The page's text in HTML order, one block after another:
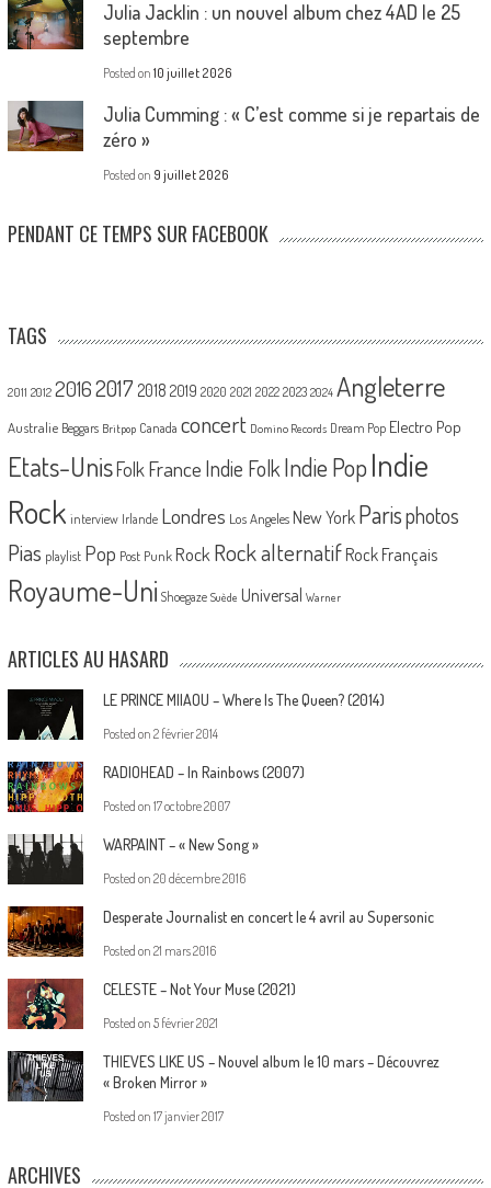
Julia Jacklin : un nouvel album chez 4AD le 25
septembre
Posted on 10 juillet 2026
Julia Cumming : « C’est comme si je repartais de
zéro »
Posted on 9 juillet 2026
PENDANT CE TEMPS SUR FACEBOOK
TAGS
2011 2012 20162017 2018 2019 2020 2021 2022 2023 2024 Angleterre
Australie Beggars Britpop Canada concert Domino Records Dream Pop Electro Pop
Etats-UnisFolk France Indie Folk Indie PopIndie
Rock interview Irlande Londres Los Angeles New York Parisphotos
Pias playlist Pop Post Punk Rock Rock alternatif Rock Français
Royaume-Uni Shoegaze Suède Universal Warner
ARTICLES AU HASARD
LE PRINCE MIIAOU – Where Is The Queen? (2014)
Posted on 2 février 2014
RADIOHEAD – In Rainbows (2007)
Posted on 17 octobre 2007
WARPAINT – « New Song »
Posted on 20 décembre 2016
Desperate Journalist en concert le 4 avril au Supersonic
Posted on 21 mars 2016
CELESTE – Not Your Muse (2021)
Posted on 5 février 2021
THIEVES LIKE US – Nouvel album le 10 mars – Découvrez
« Broken Mirror »
Posted on 17 janvier 2017
ARCHIVES